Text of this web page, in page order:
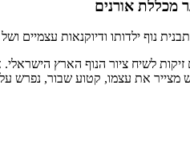
מכללת אורנים
מתבנית נוף ילדותו ודיוקנאות
לשיח ציור הנוף הארץ
מצייר את עצמו, קטוע שבור, נפרש